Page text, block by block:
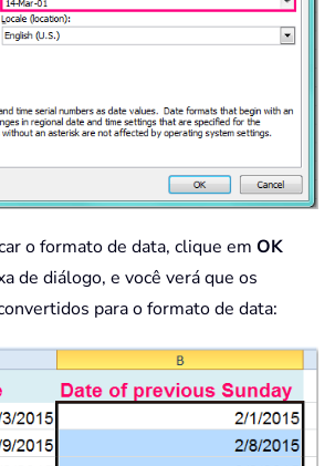
o formato de data, clique em OK
de diálogo, e você verá que os
para o formato de data: